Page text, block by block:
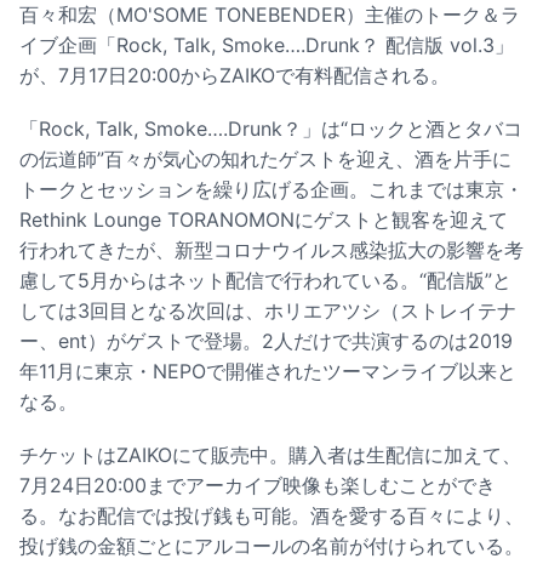
百々和宏（MO'SOME TONEBENDER）主催のトーク＆ラ
イブ企画「Rock, Talk, Smoke….Drunk？ 配信版 vol.3」
が、7月17日20:00からZAIKOで有料配信される。
「Rock, Talk, Smoke….Drunk？」は“ロックと酒とタバコ
の伝道師”百々が気心の知れたゲストを迎え、酒を片手に
トークとセッションを繰り広げる企画。これまでは東京・
Rethink Lounge TORANOMONにゲストと観客を迎えて
行われてきたが、新型コロナウイルス感染拡大の影響を考
慮して5月からはネット配信で行われている。“配信版”と
しては3回目となる次回は、ホリエアツシ（ストレイテナ
ー、ent）がゲストで登場。2人だけで共演するのは2019
年11月に東京・NEPOで開催されたツーマンライブ以来と
なる。
チケットはZAIKOにて販売中。購入者は生配信に加えて、
7月24日20:00までアーカイブ映像も楽しむことができ
る。なお配信では投げ銭も可能。酒を愛する百々により、
投げ銭の金額ごとにアルコールの名前が付けられている。